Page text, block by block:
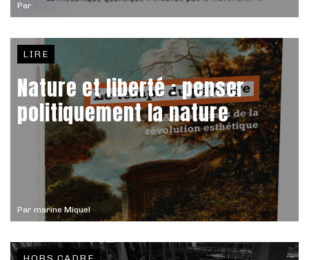
Par
Par marine Miquel
LIRE
Nature et liberté : penser
politiquement la nature